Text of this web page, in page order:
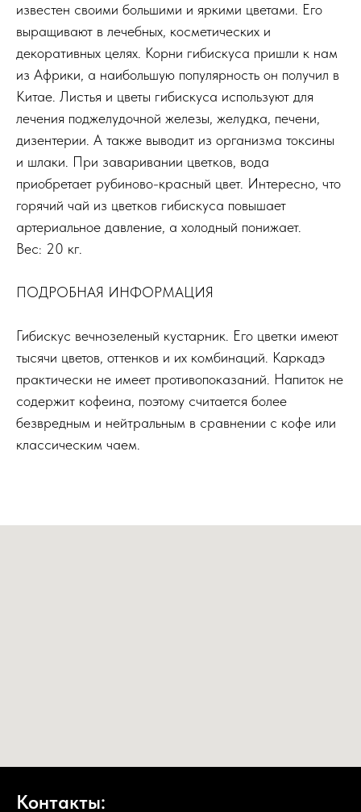
известен своими большими и яркими цветами. Его
выращивают в лечебных, косметических и
декоративных целях. Корни гибискуса пришли к нам
из Африки, а наибольшую популярность он получил в
Китае. Листья и цветы гибискуса используют для
лечения поджелудочной железы, желудка, печени,
дизентерии. А также выводит из организма токсины
и шлаки. При заваривании цветков, вода
приобретает рубиново-красный цвет. Интересно, что
горячий чай из цветков гибискуса повышает
артериальное давление, а холодный понижает.
Вес: 20 кг.
ПОДРОБНАЯ ИНФОРМАЦИЯ
Гибискус вечнозеленый кустарник. Его цветки имеют
тысячи цветов, оттенков и их комбинаций. Каркадэ
практически не имеет противопоказаний. Напиток не
содержит кофеина, поэтому считается более
безвредным и нейтральным в сравнении с кофе или
классическим чаем.
Контакты: